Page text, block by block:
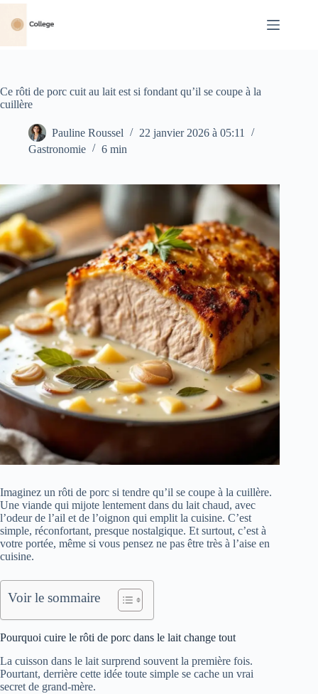
Passer
contenu
Ce rôti de porc cuit au lait est si fondant qu’il se coupe à la
cuillère
Pauline Roussel
22 janvier 2026 à 05:11
Gastronomie
6 min
Imaginez un rôti de porc si tendre qu’il se coupe à la cuillère.
Une viande qui mijote lentement dans du lait chaud, avec
l’odeur de l’ail et de l’oignon qui emplit la cuisine. C’est
simple, réconfortant, presque nostalgique. Et surtout, c’est à
votre portée, même si vous pensez ne pas être très à l’aise en
cuisine.
Voir le sommaire
Pourquoi cuire le rôti de porc dans le lait change tout
La cuisson dans le lait surprend souvent la première fois.
Pourtant, derrière cette idée toute simple se cache un vrai
secret de grand-mère.